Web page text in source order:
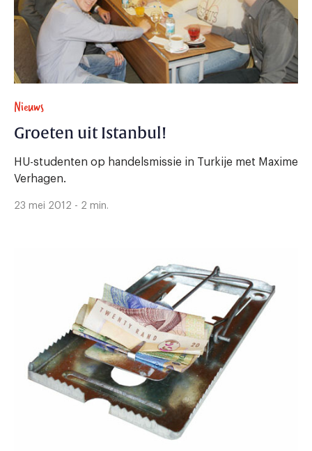
Nieuws
Groeten uit Istanbul!
HU-studenten op handelsmissie in Turkije met Maxime
Verhagen.
23 mei 2012 - 2 min.